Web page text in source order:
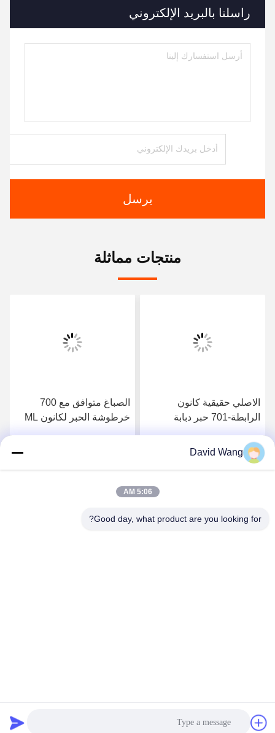
راسلنا بالبريد الإلكتروني
يرسل
منتجات مماثلة
الاصلي حقيقية كانون
الرابطة-701 حبر دبابة
iPF8000 iPF9000
الصباغ متوافق مع 700
خرطوشة الحبر لكانون ML
David Wang
5:06 AM
Good day, what product are you looking for?